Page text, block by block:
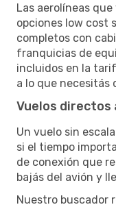
Las aerolíneas
opciones low cost
completos con
franquicias de
incluidos en la
a lo que necesitás
Vuelos directos
Un vuelo sin
si el tiempo
de conexión que
bajás del avión y
Nuestro buscador